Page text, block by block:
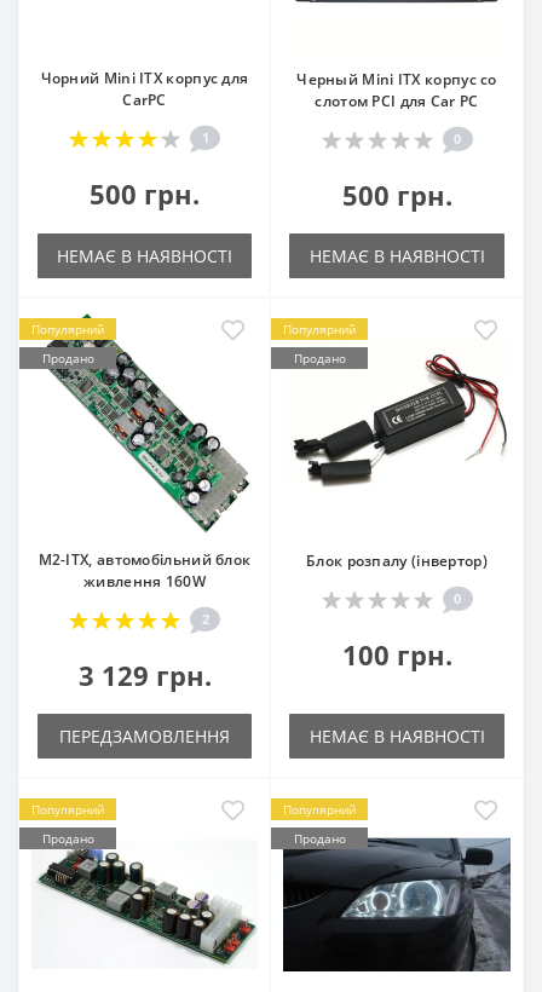
Чорний Mini ITX корпус для
CarPC
1
500 грн.
НЕМАЄ В НАЯВНОСТІ
Черный Mini ITX корпус со
слотом PCI для Car PC
0
500 грн.
НЕМАЄ В НАЯВНОСТІ
Популярний
Продано
M2-ITX, автомобільний блок
живлення 160W
2
3 129 грн.
ПЕРЕДЗАМОВЛЕННЯ
Популярний
Продано
Блок розпалу (інвертор)
0
100 грн.
НЕМАЄ В НАЯВНОСТІ
Популярний
Продано
Популярний
Продано